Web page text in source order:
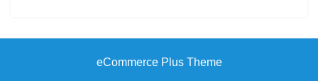
eCommerce Plus Theme